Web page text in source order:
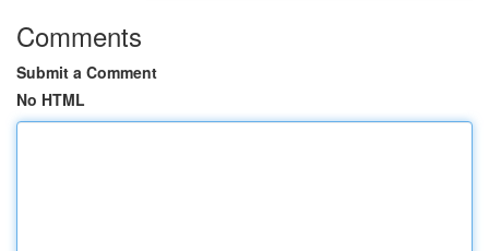
Comments
Submit a Comment
No HTML